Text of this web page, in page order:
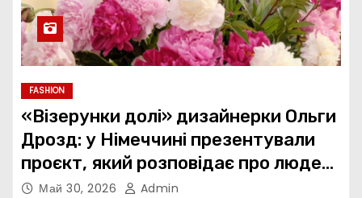
FASHION
«Візерунки долі» дизайнерки Ольги
Дрозд: у Німеччині презентували
проєкт, який розповідає про людей
мовою мистецтва та моди
Май 30, 2026 Admin